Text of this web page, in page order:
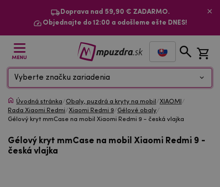
Doprava nad 59,90 € ZADARMO.
Objednajte do 12:00 a odošleme ešte DNES!
MENU
Vyberte značku zariadenia
Úvodná stránka/Obaly, puzdrá a kryty na mobil /XIAOMI /
Rada Xiaomi Redmi/Xiaomi Redmi 9/Gélové obaly/
Gélový kryt mmCase na mobil Xiaomi Redmi 9 - česká vlajka
Gélový kryt mmCase na mobil Xiaomi Redmi 9 -
česká vlajka